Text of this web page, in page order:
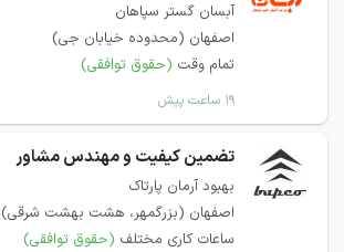
آبسان گستر سپاهان
اصفهان (محدوده خیابان جی)
تمام وقت (حقوق توافقی)
۱۹ ساعت پیش
تضمین کیفیت و مهندس مشاور
بهبود آرمان پارتاک
اصفهان (بزرگمهر، هشت بهشت شرقی)
ساعات کاری مختلف (حقوق توافقی)